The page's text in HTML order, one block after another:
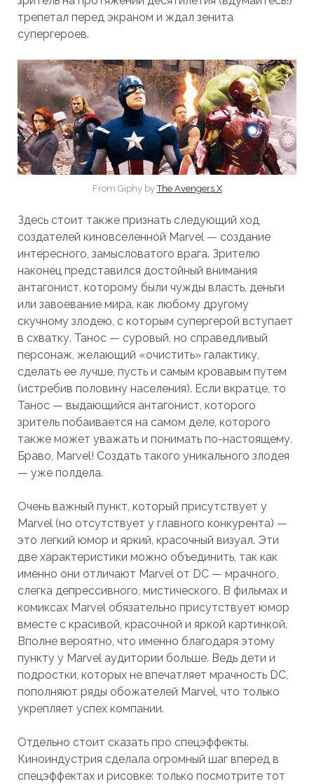
трепетал перед экраном и ждал зенита
супергероев.
From Giphy byThe Avengers X
Здесь стоит также признать следующий ход
создателей киновселенной Marvel — создание
интересного, замысловатого врага. Зрителю
наконец представился достойный внимания
антагонист, которому были чужды власть, деньги
или завоевание мира, как любому другому
скучному злодею, с которым супергерой вступает
в схватку. Танос — суровый, но справедливый
персонаж, желающий «очистить» галактику,
сделать ее лучше, пусть и самым кровавым путем
(истребив половину населения). Если вкратце, то
Танос — выдающийся антагонист, которого
зритель побаивается на самом деле, которого
также может уважать и понимать по-настоящему.
Браво, Marvel! Создать такого уникального злодея
— уже полдела.
Очень важный пункт, который присутствует у
Marvel (но отсутствует у главного конкурента) —
это легкий юмор и яркий, красочный визуал. Эти
две характеристики можно объединить, так как
именно они отличают Marvel от DC — мрачного,
слегка депрессивного, мистического. В фильмах и
комиксах Marvel обязательно присутствует юмор
вместе с красивой, красочной и яркой картинкой.
Вполне вероятно, что именно благодаря этому
пункту у Marvel аудитории больше. Ведь дети и
подростки, которых не впечатляет мрачность DC,
пополняют ряды обожателей Marvel, что только
укрепляет успех компании.
Отдельно стоит сказать про спецэффекты.
Киноиндустрия сделала огромный шаг вперед в
спецэффектах и рисовке: только посмотрите тот